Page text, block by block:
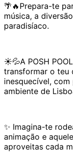
🌴🔥Prepara-te
música, a
paradisíaco.
☀️💦A POSH
transformar o teu
inesquecível,
ambiente de
✨ Imagina-te
animação e
aproveitas cada